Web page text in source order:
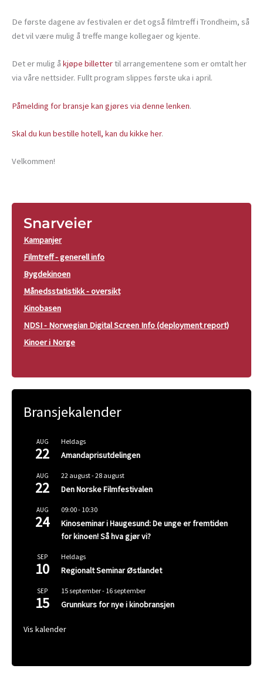
De første dagene av festivalen er det også filmtreff i Trondheim, så
det vil være mulig å treffe mange kollegaer og kjente.
Det er mulig å kjøpe billettertil arrangementene som er omtalt her
via våre nettsider. Fullt program slippes første uka i april.
Påmelding for bransje kan gjøres via denne lenken.
Skal du kun bestille hotell, kan du kikke her.
Velkommen!
Snarveier
Kampanjer
Filmtreff - generell info
Bygdekinoen
Månedsstatistikk - oversikt
Kinobasen
NDSI - Norwegian Digital Screen Info (deployment report)
Kinoer i Norge
Bransjekalender
AUG
22
Heldags
Amandaprisutdelingen
AUG
22
22 august-28 august
Den Norske Filmfestivalen
AUG
24
09:00- 10:30
Kinoseminar i Haugesund: De unge er fremtiden
for kinoen! Så hva gjør vi?
SEP
10
Heldags
Regionalt Seminar Østlandet
SEP
15
15 september- 16 september
Grunnkurs for nye i kinobransjen
Vis kalender